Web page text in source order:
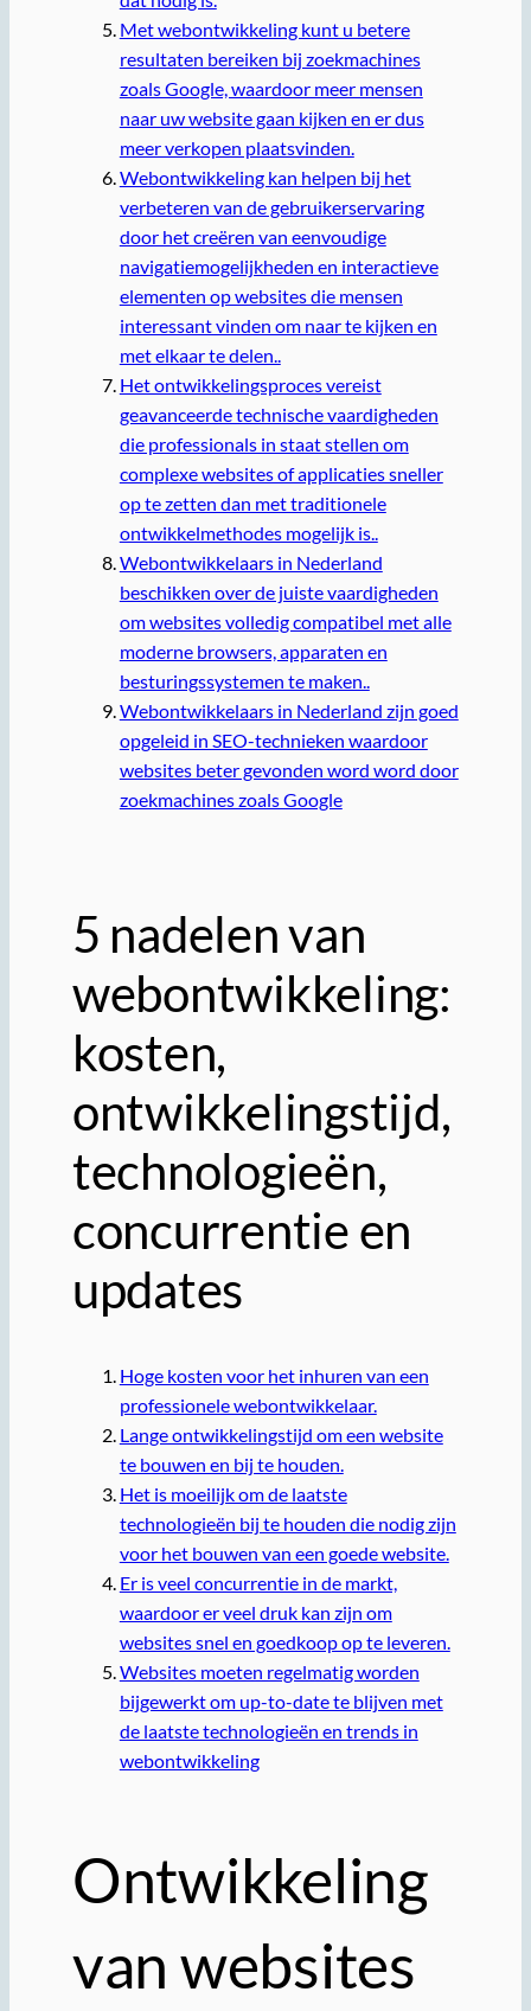
Met webontwikkeling kunt u betere
resultaten bereiken bij zoekmachines
zoals Google, waardoor meer mensen
naar uw website gaan kijken en er dus
meer verkopen plaatsvinden.
Webontwikkeling kan helpen bij het
verbeteren van de gebruikerservaring
door het creëren van eenvoudige
navigatiemogelijkheden en interactieve
elementen op websites die mensen
interessant vinden om naar te kijken en
met elkaar te delen..
Het ontwikkelingsproces vereist
geavanceerde technische vaardigheden
die professionals in staat stellen om
complexe websites of applicaties sneller
op te zetten dan met traditionele
ontwikkelmethodes mogelijk is..
Webontwikkelaars in Nederland
beschikken over de juiste vaardigheden
om websites volledig compatibel met alle
moderne browsers, apparaten en
besturingssystemen te maken..
Webontwikkelaars in Nederland zijn goed
opgeleid in SEO-technieken waardoor
websites beter gevonden word word door
zoekmachines zoals Google
5 nadelen van
webontwikkeling:
kosten,
ontwikkelingstijd,
technologieën,
concurrentie en
updates
Hoge kosten voor het inhuren van een
professionele webontwikkelaar.
Lange ontwikkelingstijd om een website
te bouwen en bij te houden.
Het is moeilijk om de laatste
technologieën bij te houden die nodig zijn
voor het bouwen van een goede website.
Er is veel concurrentie in de markt,
waardoor er veel druk kan zijn om
websites snel en goedkoop op te leveren.
Websites moeten regelmatig worden
bijgewerkt om up-to-date te blijven met
de laatste technologieën en trends in
webontwikkeling
Ontwikkeling
van websites